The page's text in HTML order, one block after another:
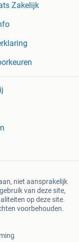
Zakelijk
niet aansprakelijk
van deze site,
op deze site.
voorbehouden.